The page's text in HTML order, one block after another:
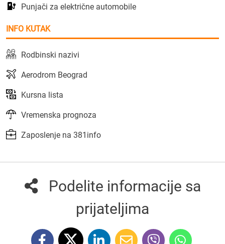
Punjači za električne automobile
INFO KUTAK
Rodbinski nazivi
Aerodrom Beograd
Kursna lista
Vremenska prognoza
Zaposlenje na 381info
Podelite informacije sa
prijateljima